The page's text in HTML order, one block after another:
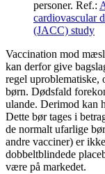
personer. Ref.:
cardiovascular
(JACC) study
Vaccination mod
kan derfor give
regel uproblematiske,
børn. Dødsfald
ulande. Derimod kan
Dette bør tages i
de normalt ufarlige
andre vacciner) er
dobbeltblindede
være på markedet.